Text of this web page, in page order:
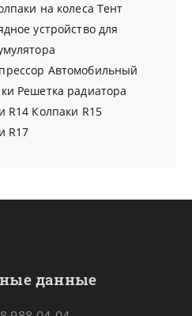
на колеса Тент
устройство для
Автомобильный
Решетка радиатора
R14 Колпаки R15
R17
данные